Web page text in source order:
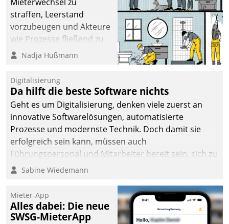
sich dabei für den Betrieb
der Lösung über die SAP
Cloud Platform
entschieden - als erstes
Unternehmen am
straffen, Leerstand
vorzubeugen und Akteure
wie Prozesse fließend zu
vernetzen, nutzt die
Jahresbeginn eine
Überblick, Einsicht und
Eingriff bietende Lösung.
Zur Entwicklung setzte
man auf
Cloudtechnologie,
bewährte und Startup-
agile Projektmethoden.
Nadja Hußmann
Digitalisierung
Da hilft die beste Software nichts
Geht es um Digitalisierung, denken viele zuerst an
innovative Softwarelösungen, automatisierte
Prozesse und modernste Technik. Doch damit sie
erfolgreich sein kann, müssen auch
Führungspersonal und Mitarbeiter bereit sein, sich zu
verändern und anzupassen, sonst werden sie an ihr
Sabine Wiedemann
Mieter-App
Alles dabei: Die neue
SWSG-MieterApp